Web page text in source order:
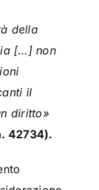
della
[…] non
il
diritto»
42734).